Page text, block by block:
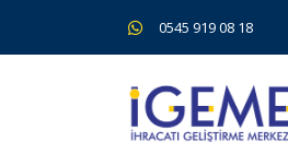
0545 919 08 18